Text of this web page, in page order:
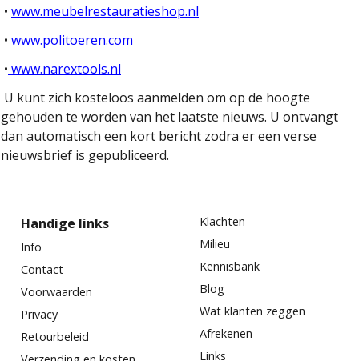
• www.meubelrestauratieshop.nl
• www.politoeren.com
• www.narextools.nl
U kunt zich kosteloos aanmelden om op de hoogte
gehouden te worden van het laatste nieuws. U ontvangt
dan automatisch een kort bericht zodra er een verse
nieuwsbrief is gepubliceerd.
Handige links
Info
Contact
Voorwaarden
Privacy
Retourbeleid
Klachten
Milieu
Kennisbank
Blog
Wat klanten zeggen
Afrekenen
Links